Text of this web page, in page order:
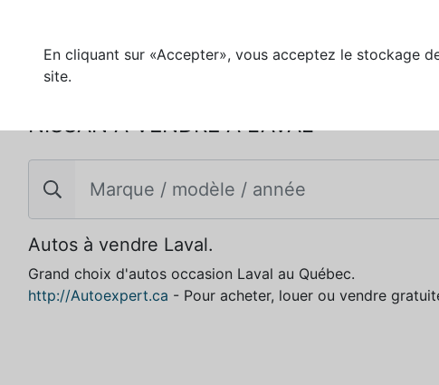
En cliquant sur «Accepter», vous acceptez le stockage
site.
NISSAN À VENDRE À LAVAL
Autos à vendre Laval.
Grand choix d'autos occasion Laval au Québec.
http://Autoexpert.ca - Pour acheter, louer ou vendre